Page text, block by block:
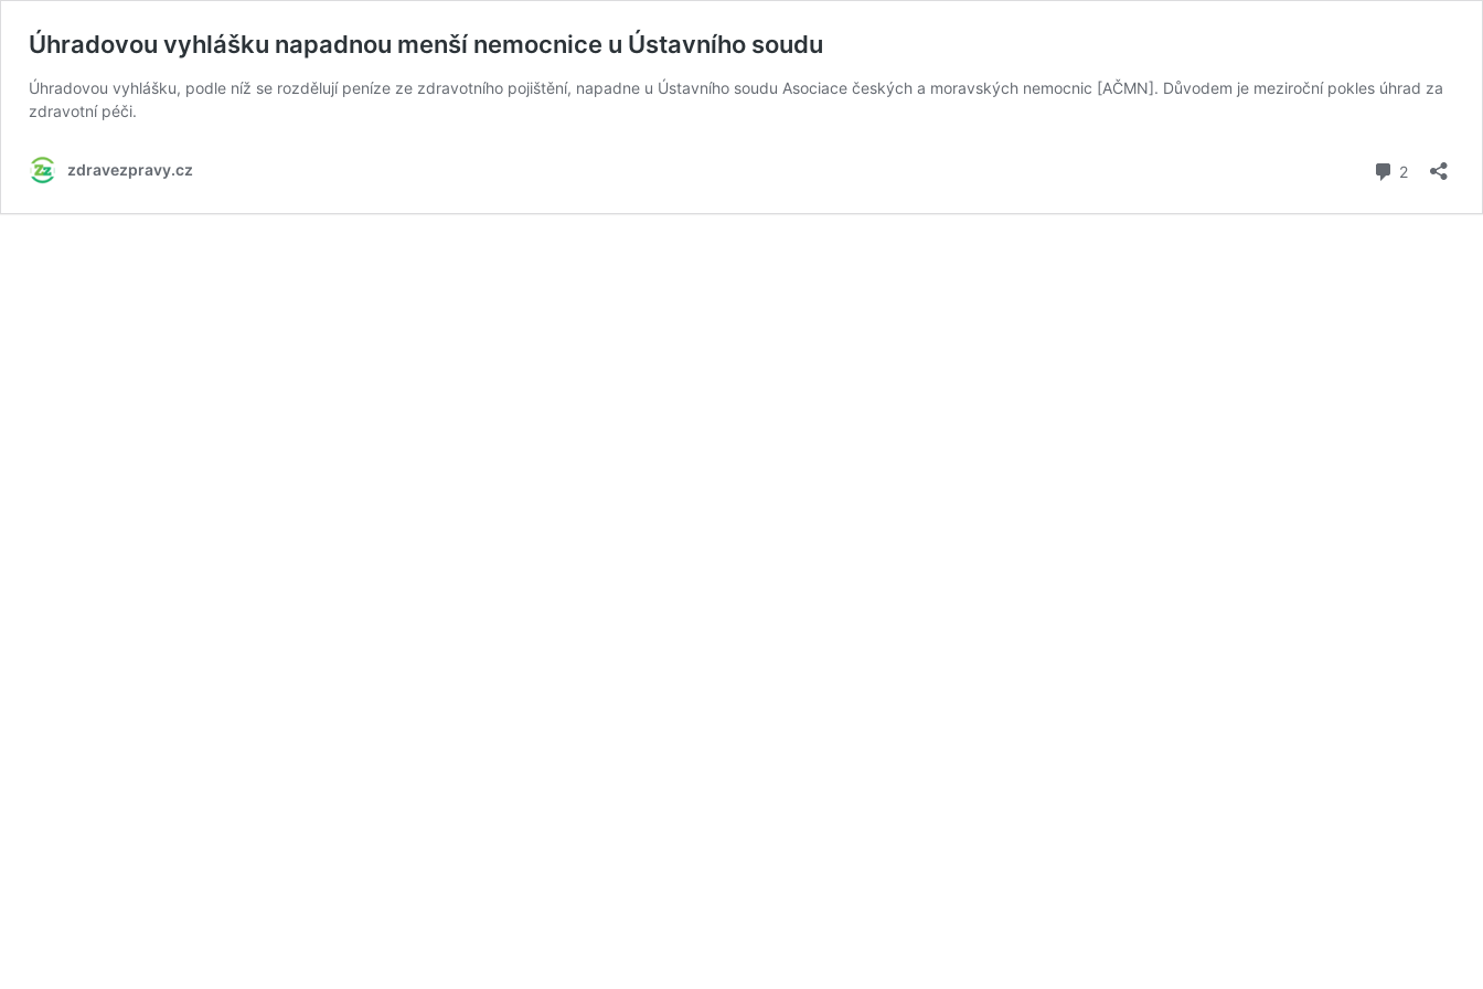
Úhradovou vyhlášku napadnou menší nemocnice u Ústavního soudu
Úhradovou vyhlášku, podle níž se rozdělují peníze ze zdravotního pojištění, napadne u Ústavního soudu Asociace českých a moravských nemocnic [AČMN]. Důvodem je meziroční pokles úhrad za
zdravotní péči.
zdravezpravy.cz 2komentáře